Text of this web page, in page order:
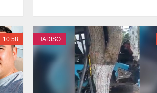
10:58 HADİSƏ